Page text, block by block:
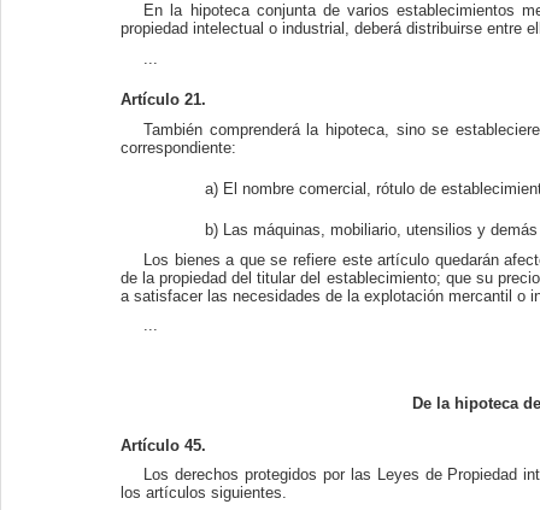
En la hipoteca conjunta de varios establecimientos
propiedad intelectual o industrial, deberá distribuirse entre
Artículo 21.
También comprenderá la hipoteca, sino se
correspondiente:
a) El nombre comercial, rótulo de
b) Las máquinas, mobiliario, utensilios y
Los bienes a que se refiere este artículo quedarán
de la propiedad del titular del establecimiento; que su
a satisfacer las necesidades de la explotación mercantil o
...
De la hipoteca
Artículo 45.
Los derechos protegidos por las Leyes de Propiedad
los artículos siguientes.